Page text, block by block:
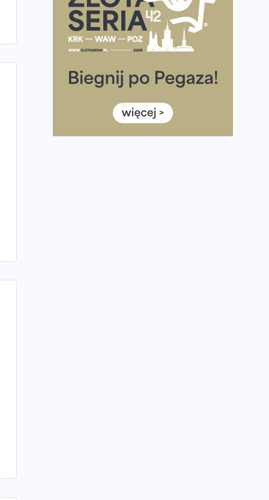
Praska 5k Run gospodarzem Mistrzostw Polski
Największy Bieg Powstania Warszawskiego w
historii. Ponad 12 tysięcy uczestników pobiegło
Tętno vs tempo – czym kierować się w
Co ma dużo białka? Produkty, które warto